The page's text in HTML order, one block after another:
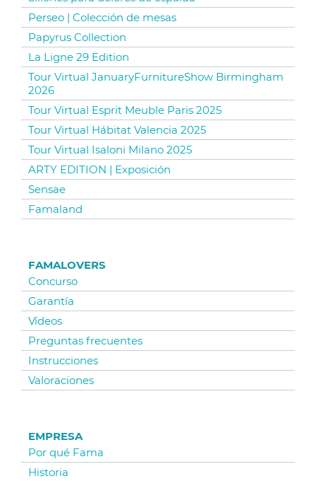
Perseo | Colección de mesas
Papyrus Collection
La Ligne 29 Edition
Tour Virtual JanuaryFurnitureShow Birmingham
2026
Tour Virtual Esprit Meuble Paris 2025
Tour Virtual Hábitat Valencia 2025
Tour Virtual Isaloni Milano 2025
ARTY EDITION | Exposición
Sensae
Famaland
FAMALOVERS
Concurso
Garantía
Vídeos
Preguntas frecuentes
Instrucciones
Valoraciones
EMPRESA
Por qué Fama
Historia